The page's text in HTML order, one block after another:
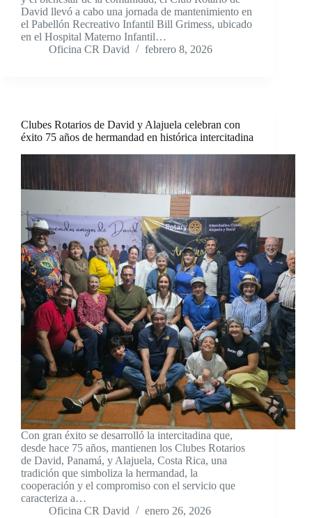
David llevó a cabo una jornada de mantenimiento en
el Pabellón Recreativo Infantil Bill Grimess, ubicado
en el Hospital Materno Infantil…
Oficina CR David
febrero 8, 2026
Clubes Rotarios de David y Alajuela celebran con
éxito 75 años de hermandad en histórica intercitadina
Con gran éxito se desarrolló la intercitadina que,
desde hace 75 años, mantienen los Clubes Rotarios
de David, Panamá, y Alajuela, Costa Rica, una
tradición que simboliza la hermandad, la
cooperación y el compromiso con el servicio que
caracteriza a…
Oficina CR David
enero 26, 2026